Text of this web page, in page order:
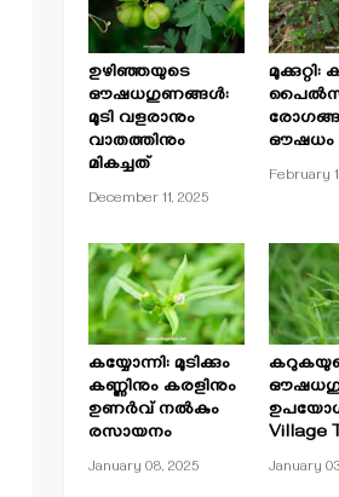
ഉഴിഞ്ഞയുടെ
ഔഷധഗുണങ്ങൾ:
മുടി വളരാനും
വാതത്തിനും
മികച്ചത്
December 11, 2025
മുക്കുറ്റി:
ഔഷധം
February
കയ്യോന്നി: മുടിക്കും
കണ്ണിനും കരളിനും
ഉണർവ് നൽകും
രസായനം
January 08, 2025
Village
January